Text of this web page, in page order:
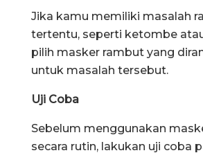
Jika kamu memiliki masalah
tertentu, seperti ketombe
pilih masker rambut yang
untuk masalah tersebut.
Uji Coba
Sebelum menggunakan
secara rutin, lakukan uji coba